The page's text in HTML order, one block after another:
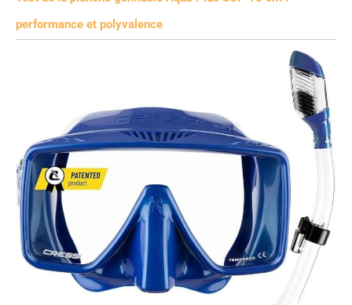
performance et polyvalence